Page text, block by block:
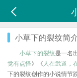
小草下的裂纹简
小草下的裂纹是一名
觉有点怪》《 人在武道，
下的裂纹创作的小说情节